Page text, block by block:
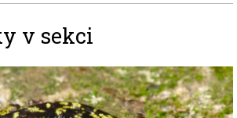
v sekci